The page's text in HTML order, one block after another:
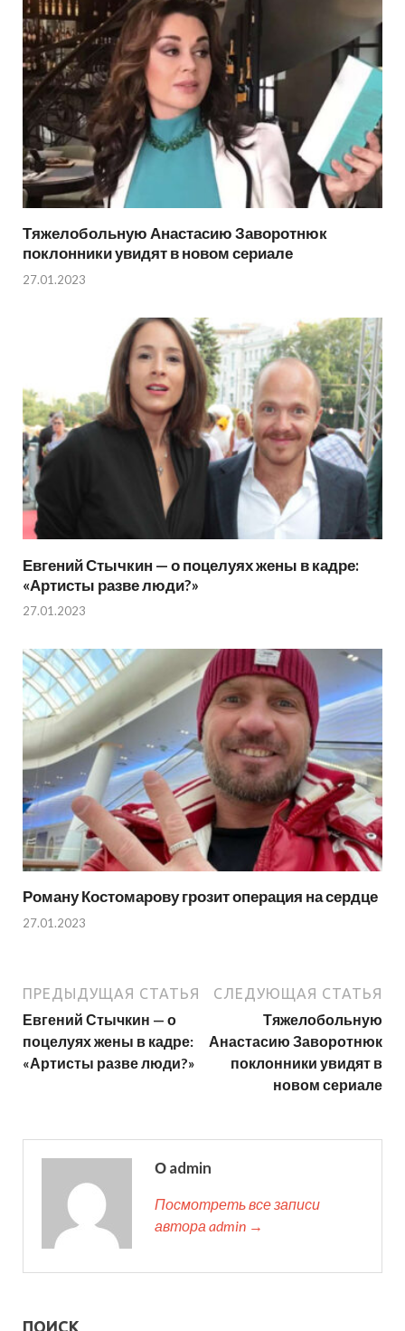
Тяжелобольную Анастасию Заворотнюк
поклонники увидят в новом сериале
27.01.2023
Евгений Стычкин — о поцелуях жены в кадре:
«Артисты разве люди?»
27.01.2023
Роману Костомарову грозит операция на сердце
27.01.2023
ПРЕДЫДУЩАЯ СТАТЬЯ
Евгений Стычкин — о
поцелуях жены в кадре:
«Артисты разве люди?»
СЛЕДУЮЩАЯ СТАТЬЯ
Тяжелобольную
Анастасию Заворотнюк
поклонники увидят в
новом сериале
О admin
Посмотреть все записи
автора admin →
ПОИСК